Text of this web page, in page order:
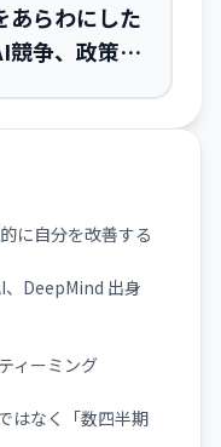
らわにした
競争、政策文
に自分を改善する
DeepMind 出身
ィーミング
はなく「数四半期